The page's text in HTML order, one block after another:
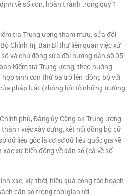
về số con, hoàn thành trong quý 1
tra Trung ương tham mưu, sửa đổi
Chính trị, Ban Bí thư liên quan việc xử
và chủ động sửa đổi hướng dẫn số 05
Kiểm tra Trung ương, theo hướng
sinh con thứ ba trở lên, đồng bộ với
pháp luật (không hồi tố những trường
phủ, Đảng ủy Công an Trung ương
việc xây dựng, kết nối đồng bộ dữ
dữ liệu gốc là cơ sở dữ liệu quốc gia về
sự biến động về dân số (cả về số
xác, kịp thời, hiệu quả công tác hoạch
dân số trong thời gian tới.